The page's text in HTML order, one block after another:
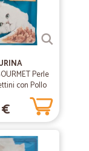
Perle
con Pollo